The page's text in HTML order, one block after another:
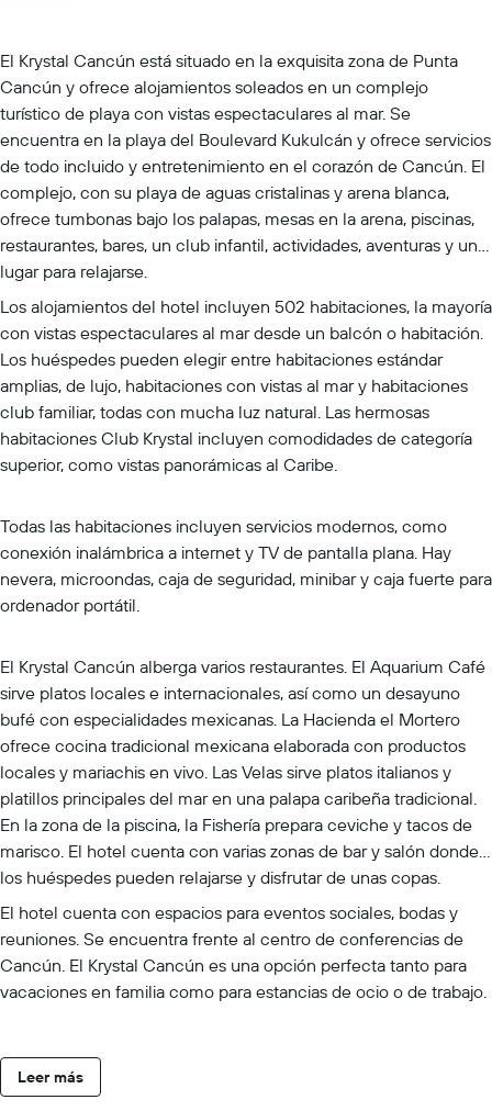
El Krystal Cancún está situado en la exquisita zona de Punta
Cancún y ofrece alojamientos soleados en un complejo
turístico de playa con vistas espectaculares al mar. Se
encuentra en la playa del Boulevard Kukulcán y ofrece servicios
de todo incluido y entretenimiento en el corazón de Cancún. El
complejo, con su playa de aguas cristalinas y arena blanca,
ofrece tumbonas bajo los palapas, mesas en la arena, piscinas,
restaurantes, bares, un club infantil, actividades, aventuras y un
lugar para relajarse.
Los alojamientos del hotel incluyen 502 habitaciones, la mayoría
con vistas espectaculares al mar desde un balcón o habitación.
Los huéspedes pueden elegir entre habitaciones estándar
amplias, de lujo, habitaciones con vistas al mar y habitaciones
club familiar, todas con mucha luz natural. Las hermosas
habitaciones Club Krystal incluyen comodidades de categoría
superior, como vistas panorámicas al Caribe.
Todas las habitaciones incluyen servicios modernos, como
conexión inalámbrica a internet y TV de pantalla plana. Hay
nevera, microondas, caja de seguridad, minibar y caja fuerte para
ordenador portátil.
El Krystal Cancún alberga varios restaurantes. El Aquarium Café
sirve platos locales e internacionales, así como un desayuno
bufé con especialidades mexicanas. La Hacienda el Mortero
ofrece cocina tradicional mexicana elaborada con productos
locales y mariachis en vivo. Las Velas sirve platos italianos y
platillos principales del mar en una palapa caribeña tradicional.
En la zona de la piscina, la Fishería prepara ceviche y tacos de
marisco. El hotel cuenta con varias zonas de bar y salón donde
los huéspedes pueden relajarse y disfrutar de unas copas.
El hotel cuenta con espacios para eventos sociales, bodas y
reuniones. Se encuentra frente al centro de conferencias de
Cancún. El Krystal Cancún es una opción perfecta tanto para
vacaciones en familia como para estancias de ocio o de trabajo.
Leer más